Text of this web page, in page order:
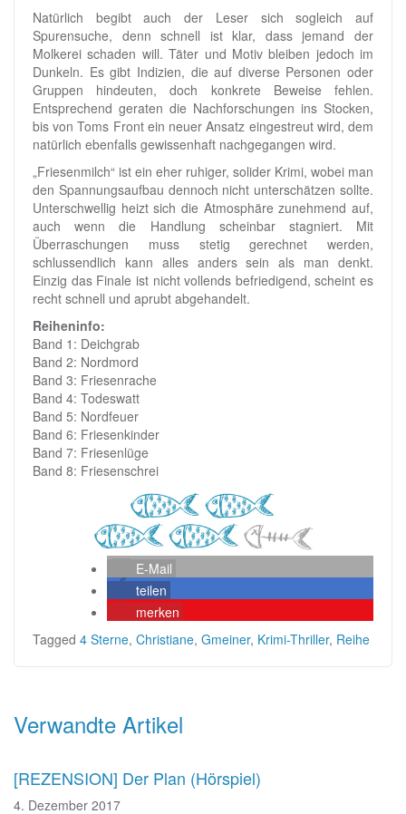
Natürlich begibt auch der Leser sich sogleich auf
Spurensuche, denn schnell ist klar, dass jemand der
Molkerei schaden will. Täter und Motiv bleiben jedoch im
Dunkeln. Es gibt Indizien, die auf diverse Personen oder
Gruppen hindeuten, doch konkrete Beweise fehlen.
Entsprechend geraten die Nachforschungen ins Stocken,
bis von Toms Front ein neuer Ansatz eingestreut wird, dem
natürlich ebenfalls gewissenhaft nachgegangen wird.
„Friesenmilch“ ist ein eher ruhiger, solider Krimi, wobei man
den Spannungsaufbau dennoch nicht unterschätzen sollte.
Unterschwellig heizt sich die Atmosphäre zunehmend auf,
auch wenn die Handlung scheinbar stagniert. Mit
Überraschungen muss stetig gerechnet werden,
schlussendlich kann alles anders sein als man denkt.
Einzig das Finale ist nicht vollends befriedigend, scheint es
recht schnell und aprubt abgehandelt.
Reiheninfo:
Band 1: Deichgrab
Band 2: Nordmord
Band 3: Friesenrache
Band 4: Todeswatt
Band 5: Nordfeuer
Band 6: Friesenkinder
Band 7: Friesenlüge
Band 8: Friesenschrei
E-Mail
teilen
merken
Tagged 4 Sterne, Christiane, Gmeiner, Krimi-Thriller, Reihe
Verwandte Artikel
[REZENSION] Der Plan (Hörspiel)
4. Dezember 2017
Beitragsnavigation